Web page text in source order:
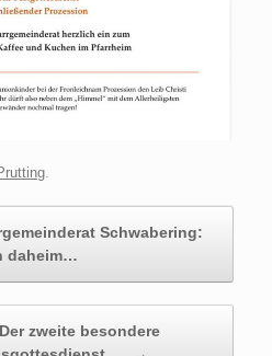
.
Schwabering:
daheim…
zweite besondere